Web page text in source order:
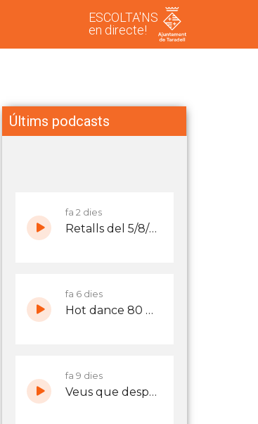
ESCOLTA'NS
en directe!
Últims podcasts